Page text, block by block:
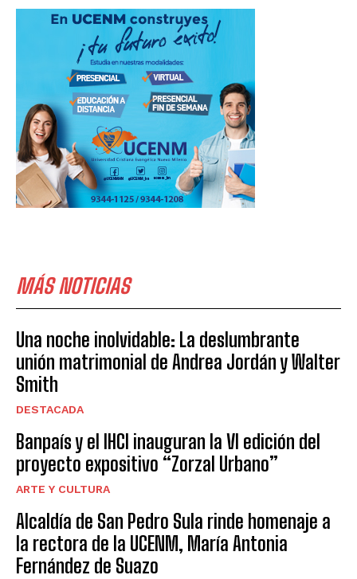
MÁS NOTICIAS
Una noche inolvidable: La deslumbrante
unión matrimonial de Andrea Jordán y Walter
Smith
DESTACADA
Banpaís y el IHCI inauguran la VI edición del
proyecto expositivo “Zorzal Urbano”
ARTE Y CULTURA
Alcaldía de San Pedro Sula rinde homenaje a
la rectora de la UCENM, María Antonia
Fernández de Suazo